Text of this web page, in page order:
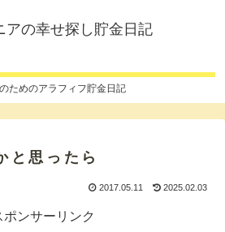
アの幸せ探し貯金日記
ためのアラフィフ貯金日記
と思ったら
2017.05.11 2025.02.03
ポンサーリンク